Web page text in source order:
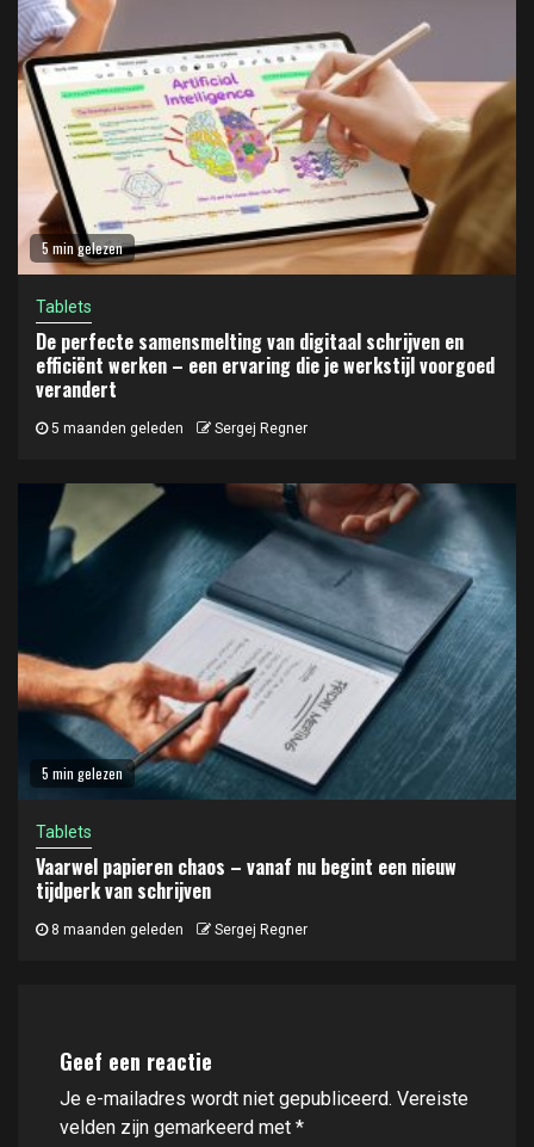
5 min gelezen
Tablets
De perfecte samensmelting van digitaal schrijven en
efficiënt werken – een ervaring die je werkstijl voorgoed
verandert
5 maanden geleden Sergej Regner
5 min gelezen
Tablets
Vaarwel papieren chaos – vanaf nu begint een nieuw
tijdperk van schrijven
8 maanden geleden Sergej Regner
Geef een reactie
Je e-mailadres wordt niet gepubliceerd. Vereiste
velden zijn gemarkeerd met *